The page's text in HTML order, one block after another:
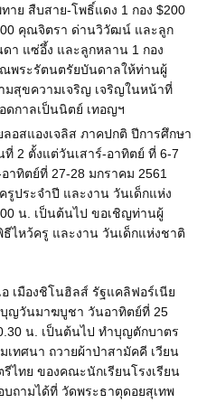
าย สืบสาย-โพธิ์แดง 1 กอง $200
คุณจิตรา ด่านวิวัฒน์ และลูก
า แซ่อึ้ง และลูกหลาน 1 กอง
พระรัตนตรัยบันดาลให้ท่านผู้
สุขความเจริญ เจริญในหน้าที่
ดกาลเป็นนิตย์ เทอญฯ
อสแองเจลิส ภาคปกติ ปีการศึกษา
ที่ 2 ตั้งแต่วันเสาร์-อาทิตย์ ที่ 6-7
ทิตย์ที่ 27-28 มกราคม 2561
รูประจำปี และงาน วันเด็กแห่ง
น. เป็นต้นไป ขอเชิญท่านผู้
ไหว้ครู และงาน วันเด็กแห่งชาติ
เมืองชิโนฮิลส์ รัฐแคลิฟอร์เนีย
ญวันมาฆบูชา วันอาทิตย์ที่ 25
น. เป็นต้นไป ทำบุญตักบาตร
ทศนา ถวายผ้าป่าสามัคคี เวียน
ไทย ของคณะนักเรียนโรงเรียน
ถามได้ที่ วัดพระธาตุดอยสุเทพ